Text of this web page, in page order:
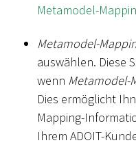
Metamodel-
Metamodel-
auswählen. Diese
wenn Metamodel-
Dies ermöglicht
Mapping-
Ihrem ADOIT-